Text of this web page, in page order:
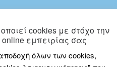
cookies με στόχο την
online εμπειρίας σας
όλων των cookies,